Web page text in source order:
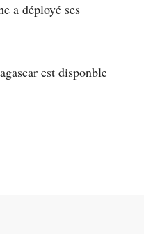
a déployé ses
est disponble